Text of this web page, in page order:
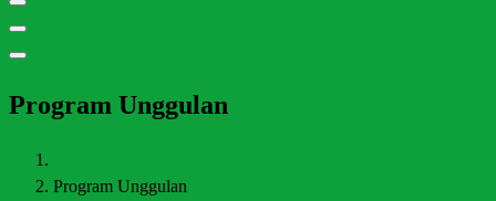
Program Unggulan
Program Unggulan